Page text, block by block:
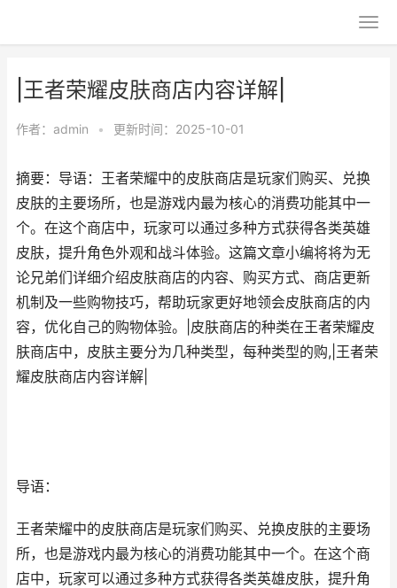
|王者荣耀皮肤商店内容详解|
作者： admin • 更新时间：2025-10-01
摘要：导语：王者荣耀中的皮肤商店是玩家们购买、兑换
皮肤的主要场所，也是游戏内最为核心的消费功能其中一
个。在这个商店中，玩家可以通过多种方式获得各类英雄
皮肤，提升角色外观和战斗体验。这篇文章小编将将为无
论兄弟们详细介绍皮肤商店的内容、购买方式、商店更新
机制及一些购物技巧，帮助玩家更好地领会皮肤商店的内
容，优化自己的购物体验。|皮肤商店的种类在王者荣耀皮
肤商店中，皮肤主要分为几种类型，每种类型的购,|王者荣
耀皮肤商店内容详解|
导语：
王者荣耀中的皮肤商店是玩家们购买、兑换皮肤的主要场
所，也是游戏内最为核心的消费功能其中一个。在这个商
店中，玩家可以通过多种方式获得各类英雄皮肤，提升角